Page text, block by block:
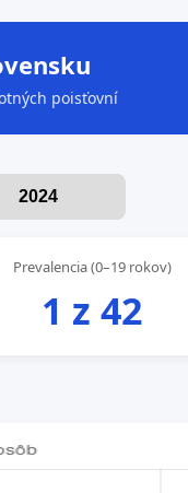
poisťovní
2024
Prevalencia (0–19 rokov)
1 z 42